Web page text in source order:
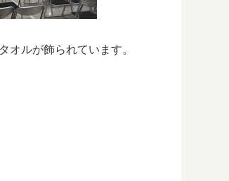
オルが飾られています。